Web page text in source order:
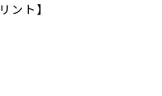
ント】